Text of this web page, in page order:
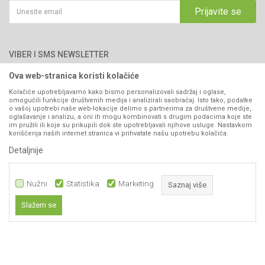
066/44-99-00
Saradnja
Kontakt
Kako kupiti
Isporuka
Pravo na odustajanje
Reklamacije
Povraćaj sredstava
Zamjena artikala
Plaćanje karticama
Prijavite se
VIBER I SMS NEWSLETTER
PRATITE NAS
Ova web-stranica koristi kolačiće
Kolačiće upotrebljavamo kako bismo personalizovali sadržaj i oglase,
omogućili funkcije društvenih medija i analizirali saobraćaj. Isto tako, podatke
o vašoj upotrebi naše web-lokacije delimo s partnerima za društvene medije,
oglašavanje i analizu, a oni ih mogu kombinovati s drugim podacima koje ste
im pružili ili koje su prikupili dok ste upotrebljavali njihove usluge. Nastavkom
korišćenja naših internet stranica vi prihvatate našu upotrebu kolačića.
Detaljnije
Nužni Statistika Marketing Saznaj više
Slažem se